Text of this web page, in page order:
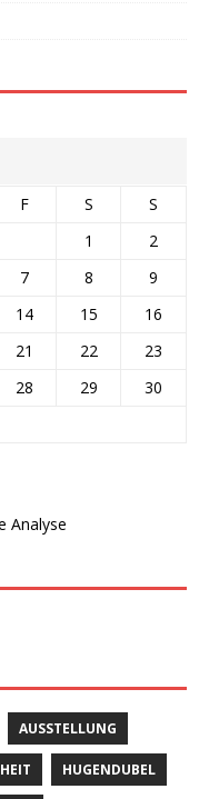
F S
S
1
2
7 8
9
14 15
16
21 22
23
28 29
30
AUSSTELLUNG
HEIT HUGENDUBEL